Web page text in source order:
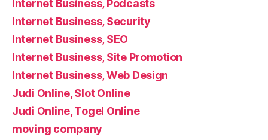
Internet Business, Podcasts
Internet Business, Security
Internet Business, SEO
Internet Business, Site Promotion
Internet Business, Web Design
Judi Online, Slot Online
Judi Online, Togel Online
moving company